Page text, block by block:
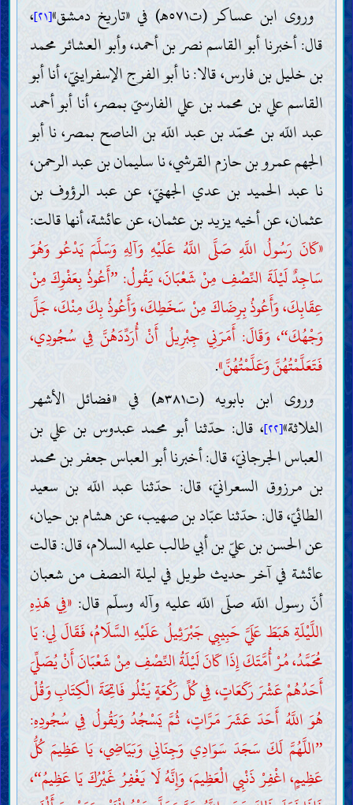
وروى ابن عساكر (ت٥٧١هـ) في «تاريخ دمشق»
[٢١] ،
قال: أخبرنا أبو القاسم نصر بن أحمد، وأبو العشائر محمد
بن خليل بن فارس، قالا: نا أبو الفرج الإسفراينيّ، أنا أبو
القاسم علي بن محمد بن علي الفارسيّ بمصر، أنا أبو أحمد
عبد اللّه بن محمّد بن عبد اللّه بن الناصح بمصر، نا أبو
الجهم عمرو بن حازم القرشي، نا سليمان بن عبد الرحمن،
نا عبد الحميد بن عدي الجهنيّ، عن عبد الرؤوف بن
عثمان، عن أخيه يزيد بن عثمان، عن عائشة، أنها قالت:
«كَانَ رَسُولُ اللَّهِ صَلَّى اللَّهُ عَلَيْهِ وَآلِهِ وَسَلَّمَ يَدْعُو وَهُوَ
سَاجِدٌ لَيْلَةَ النِّصْفِ مِنْ شَعْبَانَ، يَقُولُ: ”أَعُوذُ بِعَفْوِكَ مِنْ
عِقَابِكَ، وَأَعُوذُ بِرِضَاكَ مِنْ سَخَطِكَ، وَأَعُوذُ بِكَ مِنْكَ، جَلَّ
وَجْهُكَ“، وَقَالَ: أَمَرَنِي جِبْرِيلُ أَنْ أُرَدِّدَهُنَّ فِي سُجُودِي،
فَتَعَلَّمْتُهُنَّ وَعَلَّمْتُهُنَّ».
وروى ابن بابويه (ت٣٨١هـ) في «فضائل الأشهر
الثلاثة»[٢٢] ، قال: حدّثنا أبو محمد عبدوس بن علي بن
العباس الجرجانيّ، قال: أخبرنا أبو العباس جعفر بن محمد
بن مرزوق السعرانيّ، قال: حدّثنا عبد اللّه بن سعيد
الطائيّ، قال: حدّثنا عبّاد بن صهيب، عن هشام بن حيان،
عن الحسن بن عليّ بن أبي طالب عليه السلام، قال: قالت
عائشة في آخر حديث طويل في ليلة النصف من شعبان
أنّ رسول اللّه صلّى اللّه عليه وآله وسلّم قال: «فِي هَذِهِ
اللَّيْلَةِ هَبَطَ عَلَيَّ حَبِيبِي جَبْرَئِيلُ عَلَيْهِ السَّلَامُ، فَقَالَ لِي: يَا
مُحَمَّدُ، مُرْ أُمَّتَكَ إِذَا كَانَ لَيْلَةُ النِّصْفِ مِنْ شَعْبَانَ أَنْ يُصَلِّيَ
أَحَدُهُمْ عَشْرَ رَكَعَاتٍ، فِي كُلِّ رَكْعَةٍ يَتْلُو فَاتِحَةَ الْكِتَابِ وَقُلْ
هُوَ اللَّهُ أَحَدَ عَشَرَ مَرَّاتٍ، ثُمَّ يَسْجُدُ وَيَقُولُ فِي سُجُودِهِ:
”اللَّهُمَّ لَكَ سَجَدَ سَوَادِي وَجِنَانِي وَبَيَاضِي، يَا عَظِيمَ كُلُّ
عَظِيمٍ، اغْفِرْ ذَنْبِي الْعَظِيمَ، وَإِنَّهُ لَا يَغْفِرُ غَيْرُكَ يَا عَظِيمُ“،